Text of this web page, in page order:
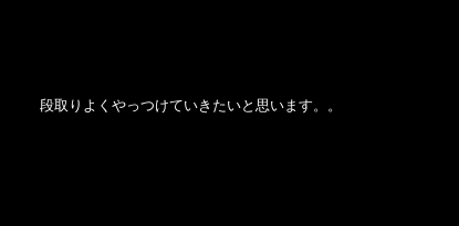
段取りよくやっつけていきたいと思います。。